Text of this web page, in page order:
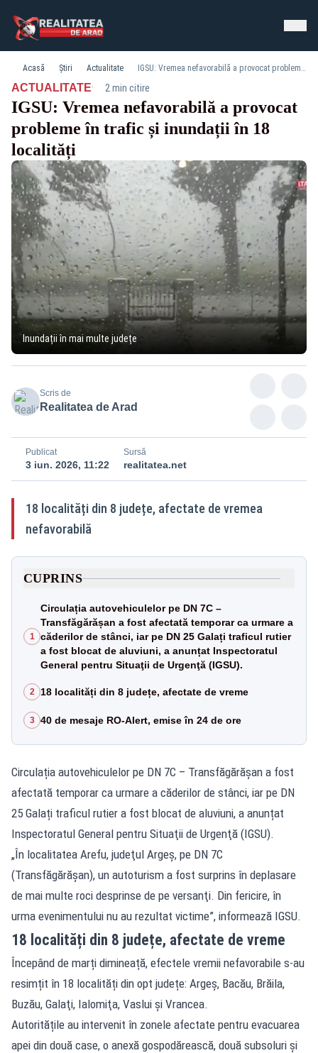
Acasă Știri Actualitate IGSU: Vremea nefavorabilă a provocat probleme în trafic și inundații în 18 localități
ACTUALITATE· 2 min citire
IGSU: Vremea nefavorabilă a provocat
probleme în trafic și inundații în 18
localități
Inundații în mai multe județe
Scris de
Realitatea de Arad
Publicat
3 iun. 2026, 11:22
Sursă
realitatea.net
18 localități din 8 județe, afectate de vremea
nefavorabilă
CUPRINS
1
Circulația autovehiculelor pe DN 7C –
Transfăgărășan a fost afectată temporar ca urmare a
căderilor de stânci, iar pe DN 25 Galați traficul rutier
a fost blocat de aluviuni, a anunțat Inspectoratul
General pentru Situaţii de Urgenţă (IGSU).
2 18 localități din 8 județe, afectate de vreme
3 40 de mesaje RO-Alert, emise în 24 de ore
Circulația autovehiculelor pe DN 7C – Transfăgărășan a fost
afectată temporar ca urmare a căderilor de stânci, iar pe DN
25 Galați traficul rutier a fost blocat de aluviuni, a anunțat
Inspectoratul General pentru Situaţii de Urgenţă (IGSU).
„În localitatea Arefu, judeţul Argeş, pe DN 7C
(Transfăgărăşan), un autoturism a fost surprins în deplasare
de mai multe roci desprinse de pe versanţi. Din fericire, în
urma evenimentului nu au rezultat victime”, informează IGSU.
18 localități din 8 județe, afectate de vreme
Începând de marți dimineață, efectele vremii nefavorabile s-au
resimțit în 18 localități din opt județe: Argeş, Bacău, Brăila,
Buzău, Galaţi, Ialomiţa, Vaslui şi Vrancea.
Autoritățile au intervenit în zonele afectate pentru evacuarea
apei din două case, o anexă gospodărească, două subsoluri și